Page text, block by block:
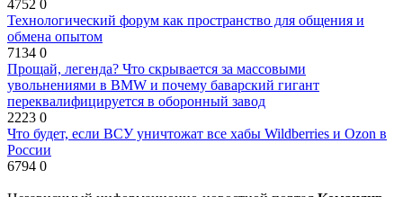
4752 0
Технологический форум как пространство для общения и
обмена опытом
7134 0
Прощай, легенда? Что скрывается за массовыми
увольнениями в BMW и почему баварский гигант
переквалифицируется в оборонный завод
2223 0
Что будет, если ВСУ уничтожат все хабы Wildberries и Ozon в
России
6794 0